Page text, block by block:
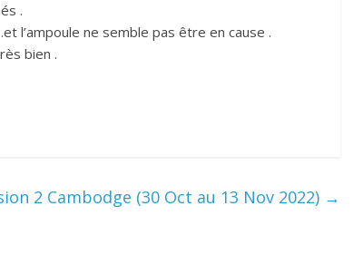
.
l’ampoule ne semble pas être en cause .
bien .
2 Cambodge (30 Oct au 13 Nov 2022) →